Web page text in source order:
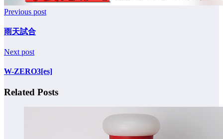
Previous post
雨天試合
Next post
W-ZERO3[es]
Related Posts